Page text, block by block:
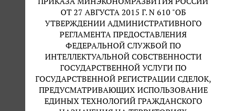
ОТ 27 АВГУСТА 2015 Г. N 610 "ОБ
УТВЕРЖДЕНИИ АДМИНИСТРАТИВНОГО
РЕГЛАМЕНТА ПРЕДОСТАВЛЕНИЯ
ФЕДЕРАЛЬНОЙ СЛУЖБОЙ ПО
ИНТЕЛЛЕКТУАЛЬНОЙ СОБСТВЕННОСТИ
ГОСУДАРСТВЕННОЙ УСЛУГИ ПО
ГОСУДАРСТВЕННОЙ РЕГИСТРАЦИИ СДЕЛОК,
ПРЕДУСМАТРИВАЮЩИХ ИСПОЛЬЗОВАНИЕ
ЕДИНЫХ ТЕХНОЛОГИЙ ГРАЖДАНСКОГО